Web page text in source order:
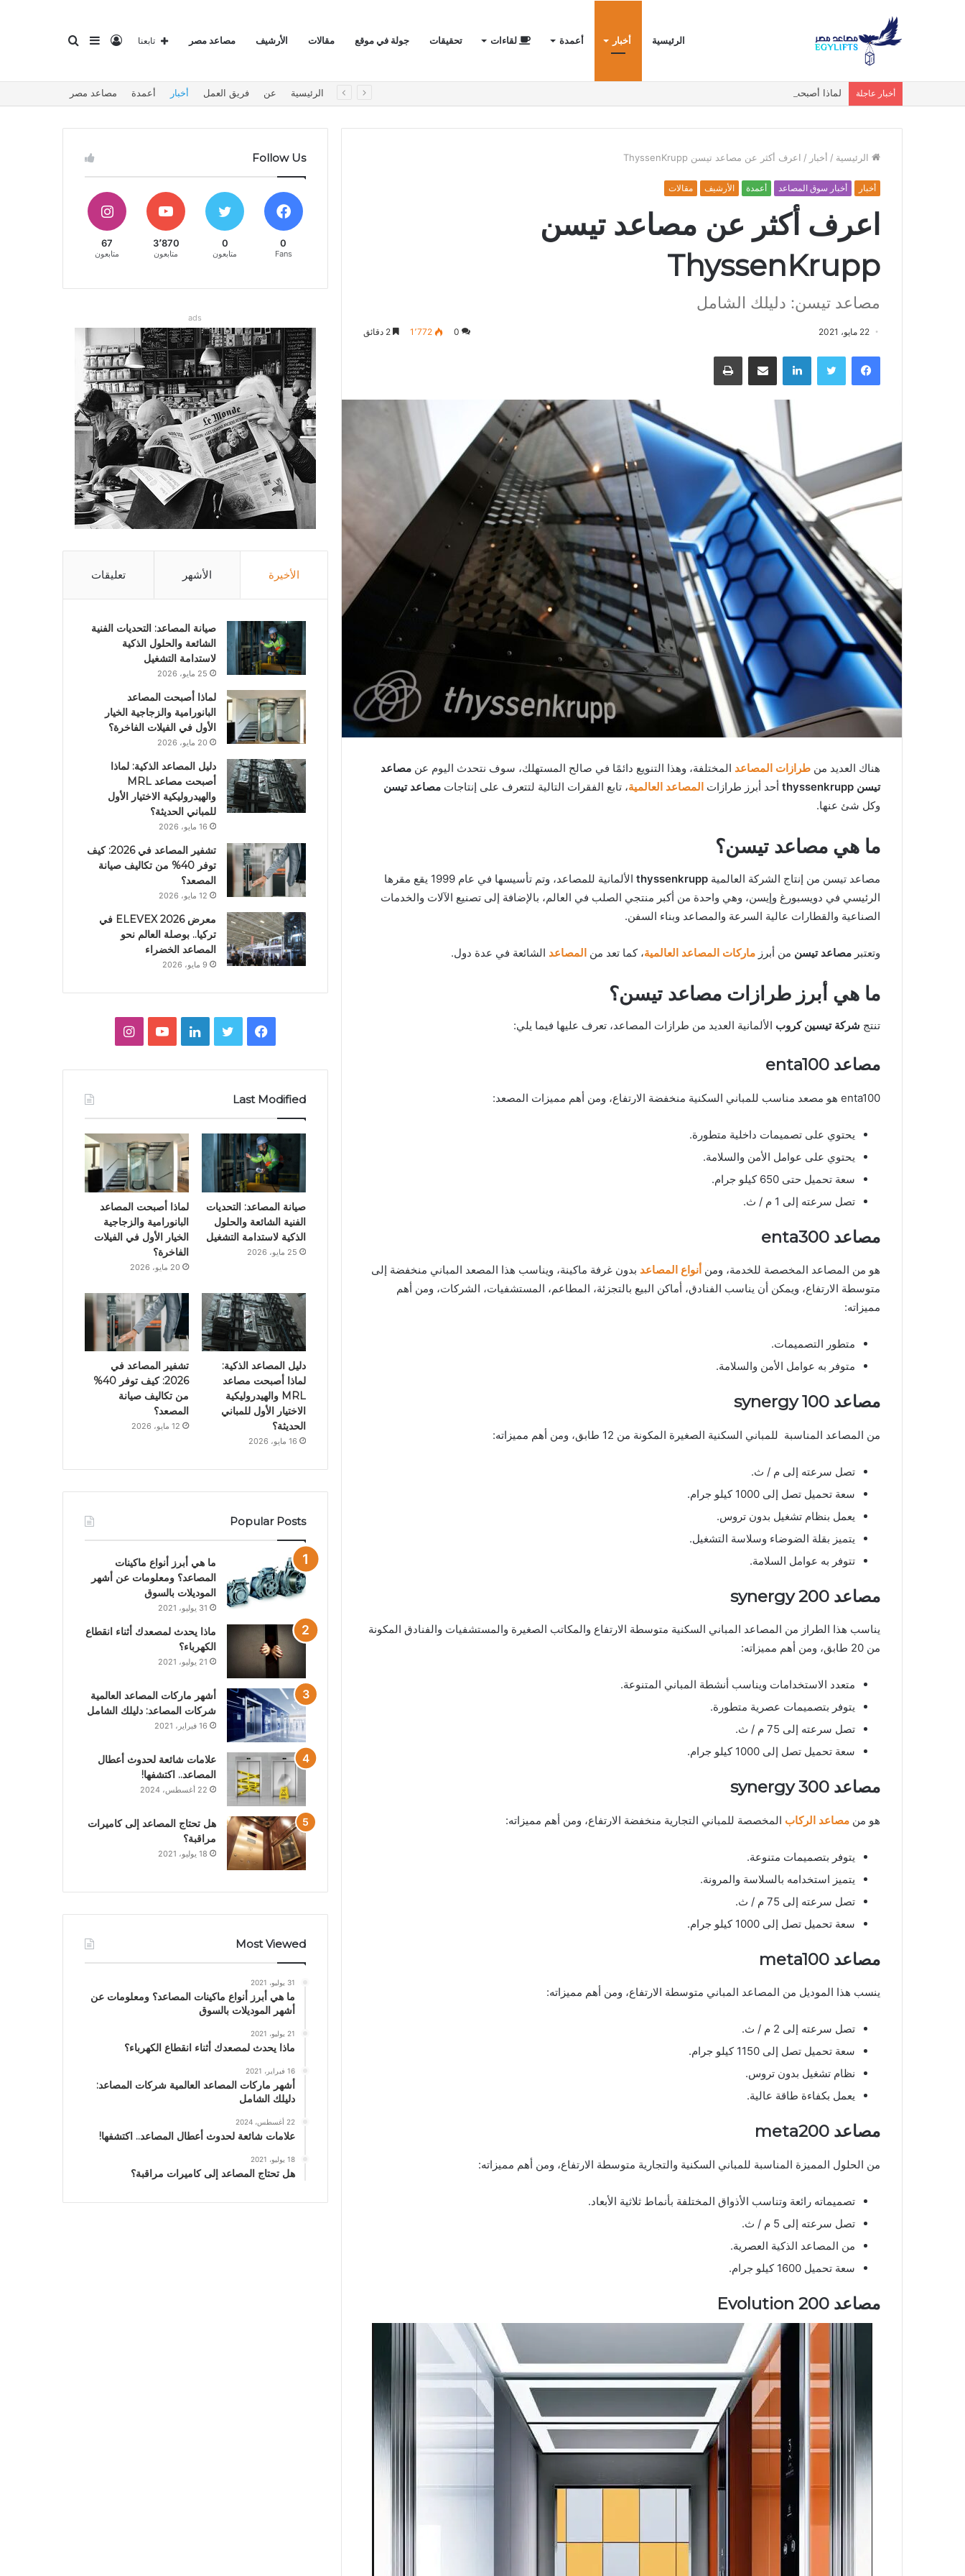
الرئيسية أخبار أعمدة لقاءات تحقيقات جولة في موقع مقالات الأرشيف مصاعد مصر إضافة
جانبي
تسجيل تابعنا
أخبار عاجلة لماذا أصبحت المصاعد البانورامية والزجاجية الخيار الأول في الفيلات الفاخرة؟ الرئيسية عن فريق العمل أخبار أعمدة مصاعد مصر
الرئيسية / أخبار / اعرف أكثر عن مصاعد تيسن ThyssenKrupp
أخبار أخبار سوق المصاعد أعمدة الأرشيف مقالات
اعرف أكثر عن مصاعد تيسن
ThyssenKrupp
مصاعد تيسن: دليلك الشامل
22 مايو، 2021 0 1٬772
فيسبوك لينكدإن
هناك العديد من طرازات المصاعد المختلفة، وهذا التنويع دائمًا في صالح المستهلك، سوف نتحدث اليوم عن مصاعد
تيسن thyssenkrupp أحد أبرز طرازات المصاعد العالمية، تابع الفقرات التالية لتتعرف على إنتاجات مصاعد تيسن
وكل شئ عنها.
ما هي مصاعد تيسن؟
مصاعد تيسن من إنتاج الشركة العالمية thyssenkrupp
الألمانية للمصاعد، وتم تأسيسها في عام 1999 يقع مقرها
الرئيسي في دويسبورغ وإيسن، وهي واحدة من أكبر منتجي الصلب في العالم، بالإضافة إلى تصنيع الآلات والخدمات
الصناعية والقطارات عالية السرعة والمصاعد وبناء السفن.
وتعتبر مصاعد تيسن من أبرز ماركات المصاعد العالمية، كما تعد من المصاعد الشائعة في عدة دول.
ما هي أبرز طرازات مصاعد تيسن؟
تنتج شركة تيسين كروب الألمانية العديد من طرازات المصاعد، تعرف عليها فيما يلي:
مصاعد enta100
enta100 هو مصعد مناسب للمباني السكنية منخفضة الارتفاع، ومن أهم مميزات المصعد:
يحتوي على تصميمات داخلية متطورة.
يحتوي على عوامل الأمن والسلامة.
سعة تحميل حتى 650 كيلو جرام.
تصل سرعته إلى 1 م / ث.
مصاعد enta300
هو من المصاعد المخصصة للخدمة، ومن أنواع المصاعد بدون غرفة ماكينة، ويناسب هذا المصعد المباني منخفضة إلى
متوسطة الارتفاع، ويمكن أن يناسب الفنادق، أماكن البيع بالتجزئة، المطاعم، المستشفيات، الشركات، ومن أهم
مميزاته:
متطور التصميمات.
متوفر به عوامل الأمن والسلامة.
مصاعد synergy 100
من المصاعد المناسبة للمباني السكنية الصغيرة المكونة من 12 طابق، ومن أهم مميزاته:
تصل سرعته إلى م / ث.
سعة تحميل تصل إلى 1000 كيلو جرام.
يعمل بنظام تشغيل بدون تروس.
يتميز بقلة الضوضاء وسلاسة التشغيل.
تتوفر به عوامل السلامة.
مصاعد synergy 200
يناسب هذا الطراز من المصاعد المباني السكنية متوسطة الارتفاع والمكاتب الصغيرة والمستشفيات والفنادق المكونة
من 20 طابق، ومن أهم مميزاته:
متعدد الاستخدامات ويناسب أنشطة المباني المتنوعة.
يتوفر بتصميمات عصرية متطورة.
تصل سرعته إلى 75 م / ث.
سعة تحميل تصل إلى 1000 كيلو جرام.
مصاعد synergy 300
هو من مصاعد الركاب المخصصة للمباني التجارية منخفضة الارتفاع، ومن أهم مميزاته:
يتوفر بتصميمات متنوعة.
يتميز استخدامه بالسلاسة والمرونة.
تصل سرعته إلى 75 م / ث.
سعة تحميل تصل إلى 1000 كيلو جرام.
مصاعد meta100
ينسب هذا الموديل من المصاعد المباني متوسطة الارتفاع، ومن أهم مميزاته:
تصل سرعته إلى 2 م / ث.
سعة تحميل تصل إلى 1150 كيلو جرام.
نظام تشغيل بدون تروس.
يعمل بكفاءة طاقة عالية.
مصاعد meta200
من الحلول المميزة المناسبة للمباني السكنية والتجارية متوسطة الارتفاع، ومن أهم مميزاته:
تصميماته رائعة وتناسب الأذواق المختلفة بأنماط ثلاثية الأبعاد.
تصل سرعته إلى 5 م / ث.
من المصاعد الذكية العصرية.
سعة تحميل 1600 كيلو جرام.
مصاعد Evolution 200
Follow Us
0
Fans
0
متابعون
3٬870
متابعون
67
متابعون
ads
الأخيرة الأشهر تعليقات
صيانة المصاعد: التحديات الفنية
الشائعة والحلول الذكية
لاستدامة التشغيل
25 مايو، 2026
لماذا أصبحت المصاعد
البانورامية والزجاجية الخيار
الأول في الفيلات الفاخرة؟
20 مايو، 2026
دليل المصاعد الذكية: لماذا
أصبحت مصاعد MRL
والهيدروليكية الاختيار الأول
للمباني الحديثة؟
16 مايو، 2026
تشفير المصاعد في 2026: كيف
توفر 40% من تكاليف صيانة
المصعد؟
12 مايو، 2026
معرض ELEVEX 2026 في
تركيا.. بوصلة العالم نحو
المصاعد الخضراء
9 مايو، 2026
ب
و
ك
ت
ر
ل
ك
د
إ
ن
ي
و
ب
ا
ت
ق
ر
ا
م
Last Modified
صيانة المصاعد: التحديات
الفنية الشائعة والحلول
الذكية لاستدامة التشغيل
25 مايو، 2026
لماذا أصبحت المصاعد
البانورامية والزجاجية
الخيار الأول في الفيلات
الفاخرة؟
20 مايو، 2026
دليل المصاعد الذكية:
لماذا أصبحت مصاعد
MRL والهيدروليكية
الاختيار الأول للمباني
الحديثة؟
16 مايو، 2026
تشفير المصاعد في
2026: كيف توفر 40%
من تكاليف صيانة
المصعد؟
12 مايو، 2026
Popular Posts
ما هي أبرز أنواع ماكينات
المصاعد؟ ومعلومات عن أشهر
الموديلات بالسوق
31 يوليو، 2021
ماذا يحدث لمصعدك أثناء انقطاع
الكهرباء؟
21 يوليو، 2021
أشهر ماركات المصاعد العالمية
شركات المصاعد: دليلك الشامل
16 فبراير، 2021
علامات شائعة لحدوث أعطال
المصاعد.. اكتشفها!
22 أغسطس، 2024
هل تحتاج المصاعد إلى كاميرات
مراقبة؟
18 يوليو، 2021
Most Viewed
31 يوليو، 2021
ما هي أبرز أنواع ماكينات المصاعد؟ ومعلومات عن
أشهر الموديلات بالسوق
21 يوليو، 2021
ماذا يحدث لمصعدك أثناء انقطاع الكهرباء؟
16 فبراير، 2021
أشهر ماركات المصاعد العالمية شركات المصاعد:
دليلك الشامل
22 أغسطس، 2024
علامات شائعة لحدوث أعطال المصاعد.. اكتشفها!
18 يوليو، 2021
هل تحتاج المصاعد إلى كاميرات مراقبة؟